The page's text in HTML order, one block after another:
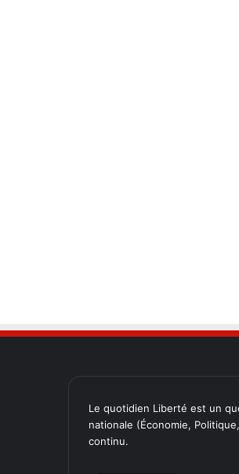
Le quotidien Liberté est un
nationale (Économie,
continu.